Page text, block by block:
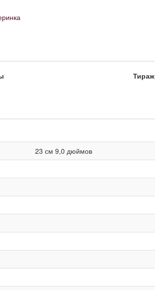
Тираж
23 см 9,0 дюймов